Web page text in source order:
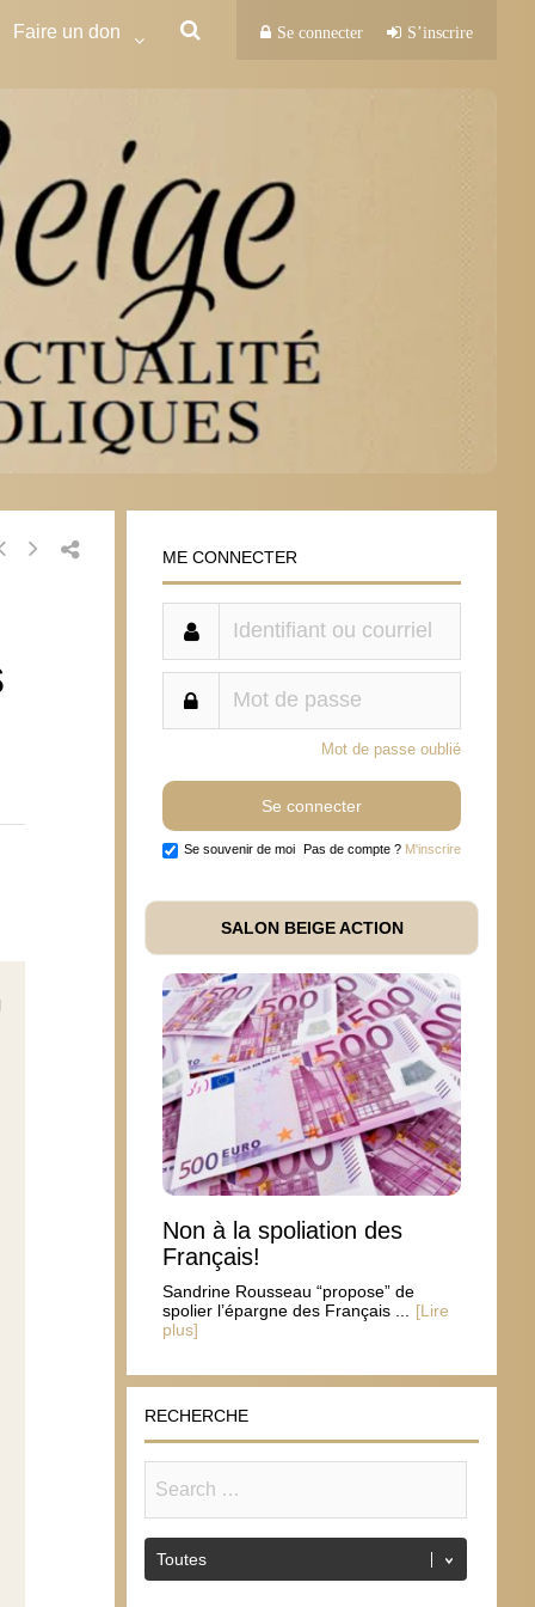
Faire un don Se connecter S’inscrire
ME CONNECTER
Mot de passe oublié
Se souvenir de moi Pas de compte ? M'inscrire
SALON BEIGE ACTION
Non à la spoliation des
Français!
Sandrine Rousseau “propose” de
spolier l’épargne des Français ...
[Lire
plus]
RECHERCHE